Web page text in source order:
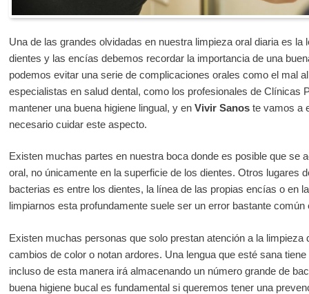
Una de las grandes olvidadas en nuestra limpieza oral diaria es
dientes y las encías debemos recordar la importancia de una
podemos evitar una serie de complicaciones orales como el mal
especialistas en salud dental, como los profesionales de Clínicas
mantener una buena higiene lingual, y en Vivir Sanoste vamos a
necesario cuidar este aspecto.
Existen muchas partes en nuestra boca donde es posible que se
oral, no únicamente en la superficie de los dientes. Otros lugares
bacterias es entre los dientes, la línea de las propias encías o en
limpiarnos esta profundamente suele ser un error bastante
Existen muchas personas que solo prestan atención a la limpieza
cambios de color o notan ardores. Una lengua que esté sana
incluso de esta manera irá almacenando un número grande de
buena higiene bucal es fundamental si queremos tener una